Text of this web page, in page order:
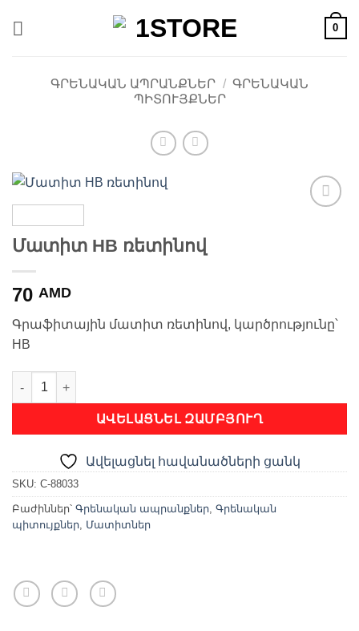
0
ԳՐԵՆԱԿԱՆ ԱՊՐԱՆՔՆԵՐ / ԳՐԵՆԱԿԱՆ
ՊԻՏՈՒՅՔՆԵՐ
Մատիտ HB ռետինով
70 AMD
Գրաֆիտային մատիտ ռետինով, կարծրությունը՝
HB
Մատիտ HB ռետինով quantity
ԱՎԵԼԱՑՆԵԼ ԶԱՄԲՅՈՒՂ
Ավելացնել հավանածների ցանկ
SKU: C-88033
Բաժիններ՝ Գրենական ապրանքներ, Գրենական
պիտույքներ, Մատիտներ